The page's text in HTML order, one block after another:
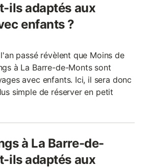
ils adaptés aux
enfants ?
passé révèlent que Moins de
à La Barre-de-Monts sont
avec enfants. Ici, il sera donc
simple de réserver en petit
à La Barre-de-
ils adaptés aux